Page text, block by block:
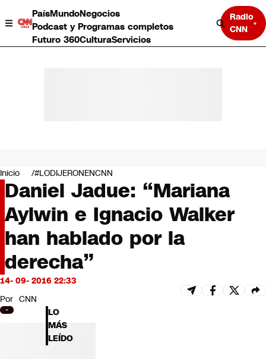
PaísMundoNegocios
Podcast y Programas completos
Futuro 360CulturaServicios
Radio
CNN
Negocios
Deportes
Programas completos
Cultura
Servicios
Bits
CNN tiempo
Futuro 360
Inicio #LODIJERONENCNN
Daniel Jadue: “Mariana
Aylwin e Ignacio Walker
han hablado por la
derecha”
14- 09- 2016 22:33
Por CNN
LO
MÁS
LEÍDO